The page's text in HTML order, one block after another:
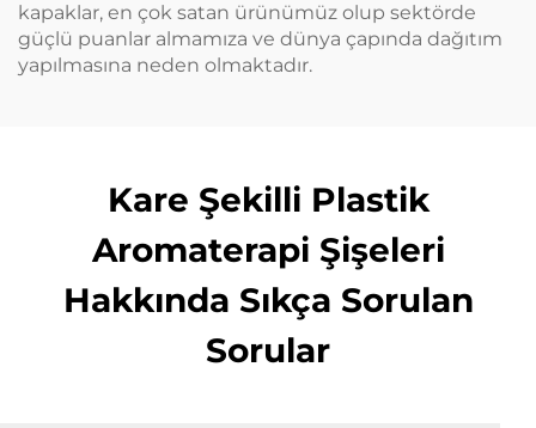
kapaklar, en çok satan ürünümüz olup sektörde
güçlü puanlar almamıza ve dünya çapında dağıtım
yapılmasına neden olmaktadır.
Kare Şekilli Plastik
Aromaterapi Şişeleri
Hakkında Sıkça Sorulan
Sorular